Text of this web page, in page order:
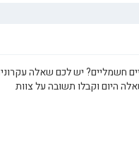
יש לכם שאלה עקרונית או
תשובה על צוות